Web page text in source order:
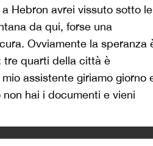
Hebron avrei vissuto sotto le
da qui, forse una
Ovviamente la speranza
tre quarti della città è
assistente giriamo giorno
hai i documenti e vieni